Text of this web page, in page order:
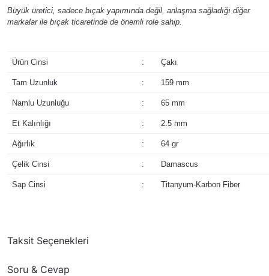
Büyük üretici, sadece bıçak yapımında değil, anlaşma sağladığı diğer
markalar ile bıçak ticaretinde de önemli role sahip.
Ürün Cinsi : Çakı
Tam Uzunluk : 159 mm
Namlu Uzunluğu : 65 mm
Et Kalınlığı : 2.5 mm
Ağırlık : 64 gr
Çelik Cinsi : Damascus
Sap Cinsi : Titanyum-Karbon Fiber
Taksit Seçenekleri
Soru & Cevap